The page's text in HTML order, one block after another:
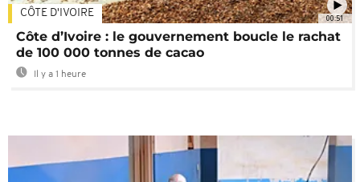
00:51
CÔTE D'IVOIRE
Côte d’Ivoire : le gouvernement boucle le rachat
de 100 000 tonnes de cacao
Il y a 1 heure